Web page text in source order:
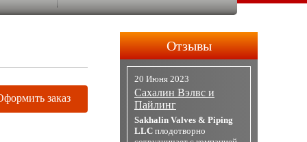
заказ
Отзывы
20 Июня 2023
Сахалин Вэлвс и
Пайлинг
Sakhalin Valves & Piping
LLC плодотворно